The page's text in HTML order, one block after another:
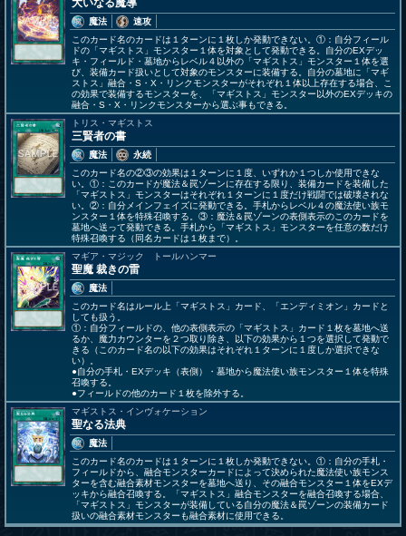
大いなる魔導
魔法
速攻
このカード名のカードは１ターンに１枚しか発動できない。①：自分フィール
ドの「マギストス」モンスター１体を対象として発動できる。自分のEXデッ
キ・フィールド・墓地からレベル４以外の「マギストス」モンスター１体を選
び、装備カード扱いとして対象のモンスターに装備する。自分の墓地に「マギ
ストス」融合・S・X・リンクモンスターがそれぞれ１体以上存在する場合、こ
の効果で装備するモンスターを、「マギストス」モンスター以外のEXデッキの
融合・S・X・リンクモンスターから選ぶ事もできる。
トリス・マギストス
三賢者の書
魔法
永続
このカード名の②③の効果は１ターンに１度、いずれか１つしか使用できな
い。①：このカードが魔法＆罠ゾーンに存在する限り、装備カードを装備した
「マギストス」モンスターはそれぞれ１ターンに１度だけ戦闘では破壊されな
い。②：自分メインフェイズに発動できる。手札からレベル４の魔法使い族モ
ンスター１体を特殊召喚する。③：魔法＆罠ゾーンの表側表示のこのカードを
墓地へ送って発動できる。手札から「マギストス」モンスターを任意の数だけ
特殊召喚する（同名カードは１枚まで）。
マギア・マジック トールハンマー
聖魔 裁きの雷
魔法
このカード名はルール上「マギストス」カード、「エンディミオン」カードと
しても扱う。
①：自分フィールドの、他の表側表示の「マギストス」カード１枚を墓地へ送
るか、魔力カウンターを２つ取り除き、以下の効果から１つを選択して発動で
きる（このカード名の以下の効果はそれぞれ１ターンに１度しか選択できな
い）。
●自分の手札・EXデッキ（表側）・墓地から魔法使い族モンスター１体を特殊
召喚する。
●フィールドの他のカード１枚を除外する。
マギストス・インヴォケーション
聖なる法典
魔法
このカード名のカードは１ターンに１枚しか発動できない。①：自分の手札・
フィールドから、融合モンスターカードによって決められた魔法使い族モンス
ターを含む融合素材モンスターを墓地へ送り、その融合モンスター１体をEXデ
ッキから融合召喚する。「マギストス」融合モンスターを融合召喚する場合、
「マギストス」モンスターが装備している自分の魔法＆罠ゾーンの装備カード
扱いの融合素材モンスターも融合素材に使用できる。